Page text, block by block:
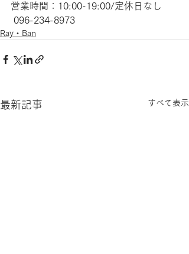
営業時間：10:00-19:00/定休日なし
096-234-8973
Ray・Ban
最新記事 すべて表示